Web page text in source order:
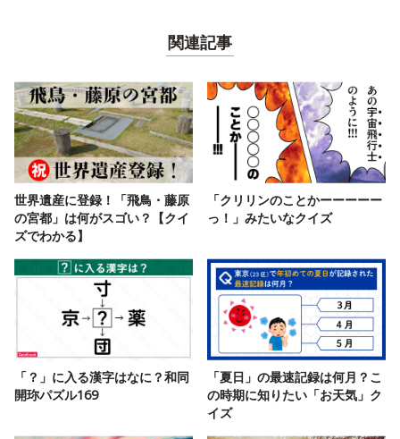
関連記事
世界遺産に登録！「飛鳥・藤原
の宮都」は何がスゴい？【クイ
ズでわかる】
「クリリンのことかーーーーー
っ！」みたいなクイズ
「？」に入る漢字はなに？和同
開珎パズル169
「夏日」の最速記録は何月？こ
の時期に知りたい「お天気」ク
イズ